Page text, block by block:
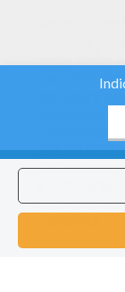
notre trafic
nos
meilleure
utilisateur.
des
l'utilisation
à nos